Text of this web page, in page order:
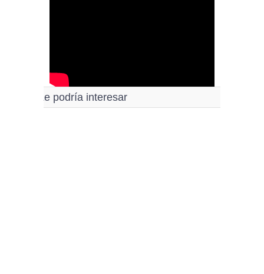
Le podría interesar